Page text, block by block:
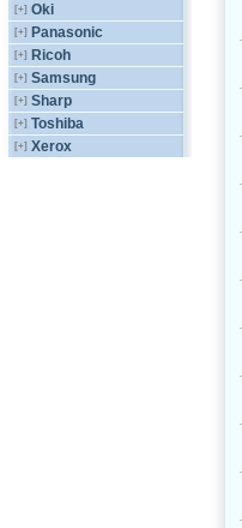
[+] Oki
[+] Panasonic
[+] Ricoh
[+] Samsung
[+] Sharp
[+] Toshiba
[+] Xerox